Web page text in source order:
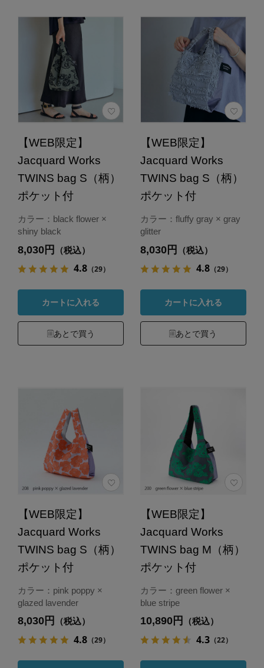
【WEB限定】
Jacquard Works
TWINS bag S（柄）
ポケット付
カラー：black flower ×
shiny black
8,030円 （税込）
4.8（29）
カートに入れる
あとで買う
【WEB限定】
Jacquard Works
TWINS bag S（柄）
ポケット付
カラー：fluffy gray × gray
glitter
8,030円 （税込）
4.8（29）
カートに入れる
あとで買う
【WEB限定】
Jacquard Works
TWINS bag S（柄）
ポケット付
カラー：pink poppy ×
glazed lavender
8,030円 （税込）
4.8（29）
【WEB限定】
Jacquard Works
TWINS bag M（柄）
ポケット付
カラー：green flower ×
blue stripe
10,890円 （税込）
4.3（22）